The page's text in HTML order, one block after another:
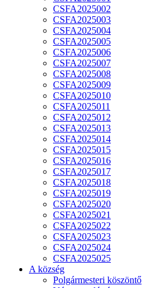
CSFA2025002
CSFA2025003
CSFA2025004
CSFA2025005
CSFA2025006
CSFA2025007
CSFA2025008
CSFA2025009
CSFA2025010
CSFA2025011
CSFA2025012
CSFA2025013
CSFA2025014
CSFA2025015
CSFA2025016
CSFA2025017
CSFA2025018
CSFA2025019
CSFA2025020
CSFA2025021
CSFA2025022
CSFA2025023
CSFA2025024
CSFA2025025
A község
Polgármesteri köszöntő